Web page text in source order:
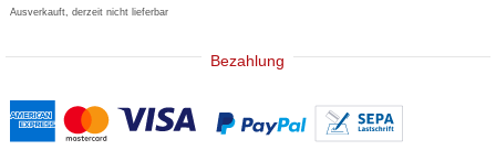
Ausverkauft, derzeit nicht lieferbar
Bezahlung